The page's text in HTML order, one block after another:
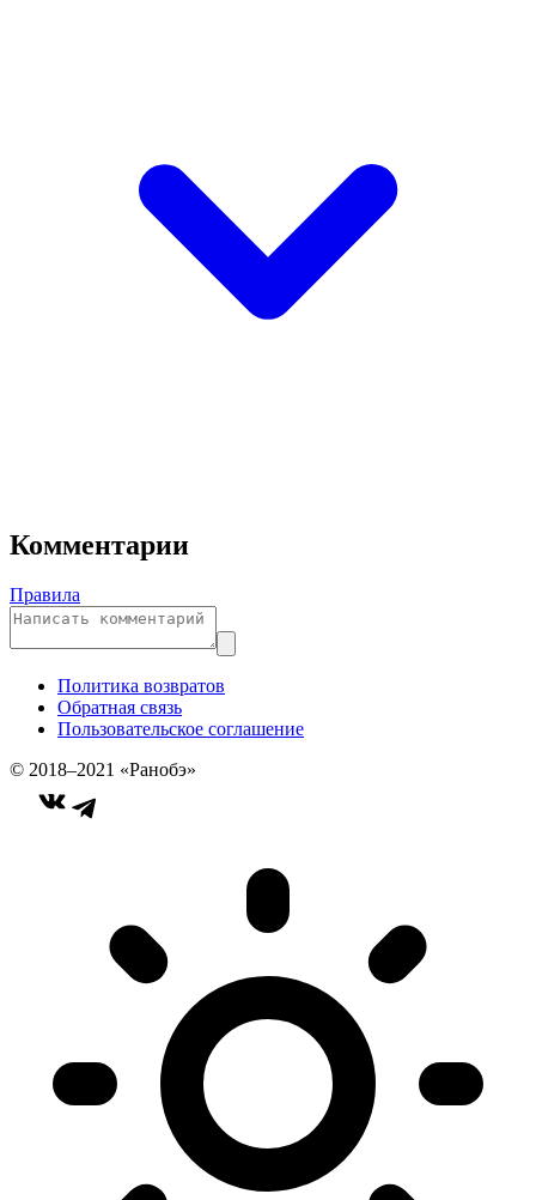
Комментарии
Правила
Политика возвратов
Обратная связь
Пользовательское соглашение
© 2018–2021 «Ранобэ»